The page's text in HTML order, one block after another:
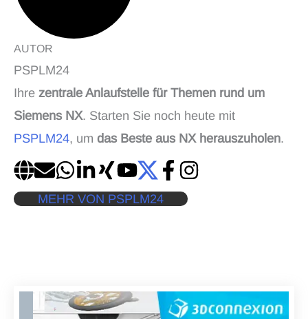
AUTOR
PSPLM24
Ihre zentrale Anlaufstelle für Themen rund um
Siemens NX. Starten Sie noch heute mit
PSPLM24, um das Beste aus NX herauszuholen.
MEHR VON PSPLM24